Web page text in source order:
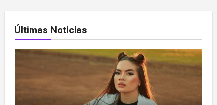
Últimas Noticias